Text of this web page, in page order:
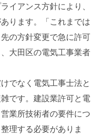
イアンス方針により、
ります。「これまでは
の方針変更で急に許可
大田区の電気工事業者
でなく電気工事士法と
です。建設業許可と電
業所技術者の要件につ
理する必要がありま